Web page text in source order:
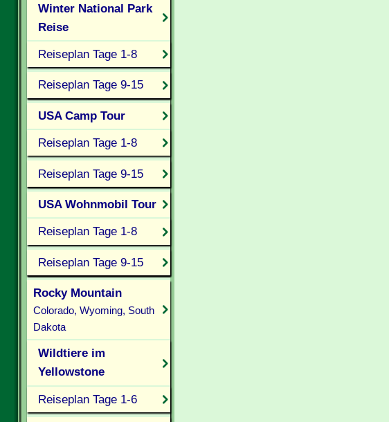
Winter National Park
Reise
Reiseplan Tage 1-8
Reiseplan Tage 9-15
USA Camp Tour
Reiseplan Tage 1-8
Reiseplan Tage 9-15
USA Wohnmobil Tour
Reiseplan Tage 1-8
Reiseplan Tage 9-15
Rocky Mountain
Colorado, Wyoming, South
Dakota
Wildtiere im
Yellowstone
Reiseplan Tage 1-6